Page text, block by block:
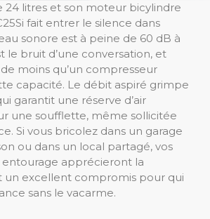
24 litres et son moteur bicylindre
fait entrer le silence dans
sonore est à peine de 60 dB à
le bruit d’une conversation, et
de moins qu’un compresseur
capacité. Le débit aspiré grimpe
garantit une réserve d’air
une soufflette, même sollicitée
Si vous bricolez dans un garage
ou dans un local partagé, vos
apprécieront la
un excellent compromis pour qui
sans le vacarme.